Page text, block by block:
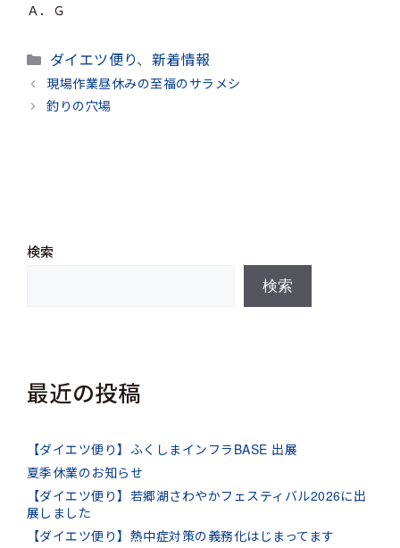
Ａ．Ｇ
カ
テ
ゴ
ダイエツ便り、 新着情報
現場作業昼休みの至福のサラメシ
釣りの穴場
検索
検索
最近の投稿
【ダイエツ便り】ふくしまインフラBASE 出展
夏季休業のお知らせ
【ダイエツ便り】若郷湖さわやかフェスティバル2026に出
展しました
【ダイエツ便り】熱中症対策の義務化はじまってます